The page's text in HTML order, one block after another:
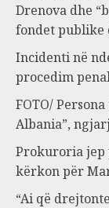
Drenova dhe
fondet publike
Incidenti në
procedim
FOTO/
Albania”,
Prokuroria jep
kërkon për
“Ai që